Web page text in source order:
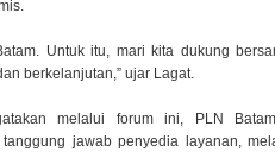
Untuk itu, mari kita dukung
berkelanjutan,” ujar Lagat.
melalui forum ini, PLN
jawab penyedia layanan,